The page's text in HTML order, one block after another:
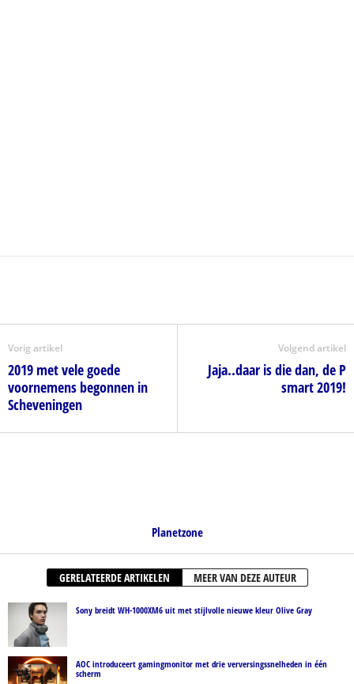
Vorig artikel
2019 met vele goede
voornemens begonnen in
Scheveningen
Volgend artikel
Jaja..daar is die dan, de P
smart 2019!
Planetzone
GERELATEERDE ARTIKELEN MEER VAN DEZE AUTEUR
Sony breidt WH-1000XM6 uit met stijlvolle nieuwe kleur Olive Gray
AOC introduceert gamingmonitor met drie verversingssnelheden in één
scherm